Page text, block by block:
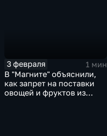
3 февраля
1 мин
В "Магните" объяснили,
как запрет на поставки
овощей и фруктов из